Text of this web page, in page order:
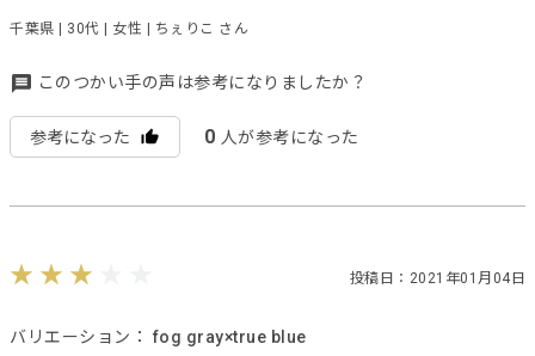
千葉県 | 30代 | 女性 | ちぇりこ さん
このつかい手の声は参考になりましたか？
参考になった 0 人が参考になった
投稿日：2021年01月04日
バリエーション： fog gray×true blue